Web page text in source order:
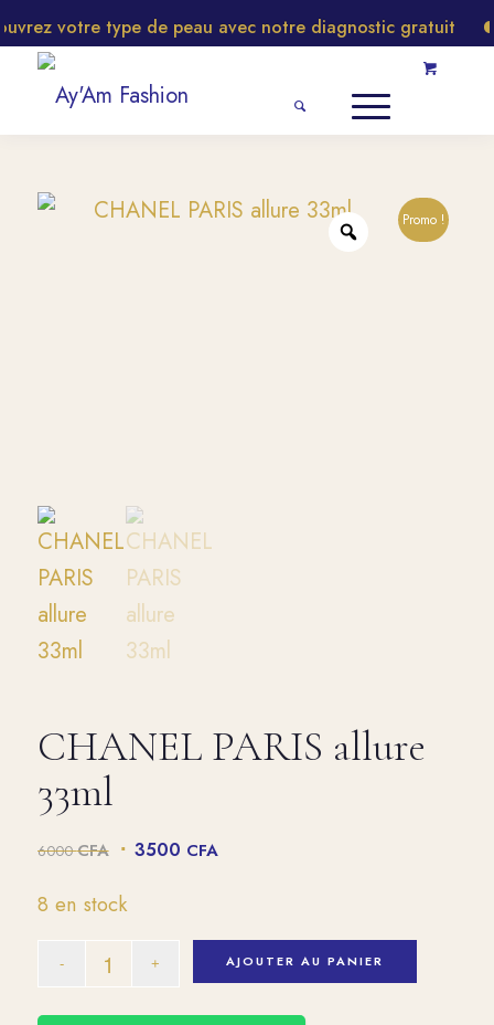
votre type de peau avec notre diagnostic gratuit
Promo !
CHANEL PARIS allure
33ml
6000CFA Le
initial
6000 CFA.
3500 CFA
3500 CFA.
8 en stock
AJOUTER AU PANIER